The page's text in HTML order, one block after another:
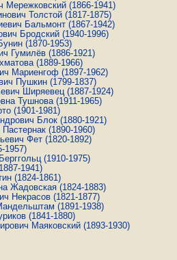
Мережковский (1866-1941)
Толстой (1817-1875)
Бальмонт (1867-1942)
Бродский (1940-1996)
(1870-1953)
Гумилёв (1886-1921)
(1889-1966)
Мариенгоф (1897-1962)
Пушкин (1799-1837)
Ширяевец(1887-1924)
Тушнова(1911-1965)
(1901-1981)
Блок (1880-1921)
(1890-1960)
Фет (1820-1892)
1957)
(1910-1975)
1941)
(1824-1861)
Жадовская (1824-1883)
Некрасов (1821-1877)
(1891-1938)
(1841-1880)
Маяковский (1893-1930)